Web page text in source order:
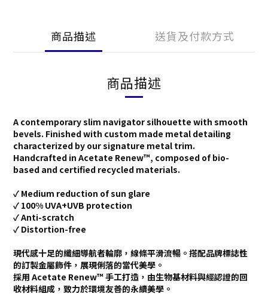
商品描述 送貨及付款方式
商品描述
A contemporary slim navigator silhouette with smooth
bevels. Finished with custom made metal detailing
characterized by our signature metal trim.
Handcrafted in Acetate Renew™, composed of bio-
based and certified recycled materials.
✓ Medium reduction of sun glare
✓ 100% UVA+UVB protection
✓ Anti-scratch
✓ Distortion-free
現代感十足的纖細導航者輪廓，線條平滑流暢。搭配品牌標誌性
的訂製金屬飾件，展現俐落的當代美學。
採用 Acetate Renew™ 手工打造，由生物基材料與經認證的回
收材料組成，致力於環境友善的永續美學。